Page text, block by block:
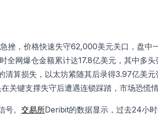
急挫，价格快速失守62,000美元关口，盘中
全网爆仓金额累计达17.8亿美元，其中多
算损失，以太坊紧随其后录得3.97亿美元
关键支撑失守后遭遇连锁踩踏，市场恐慌情
。 交易所Deribit的数据显示，过去24小